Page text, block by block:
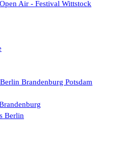
Air - Festival Wittstock
Brandenburg Potsdam
Berlin